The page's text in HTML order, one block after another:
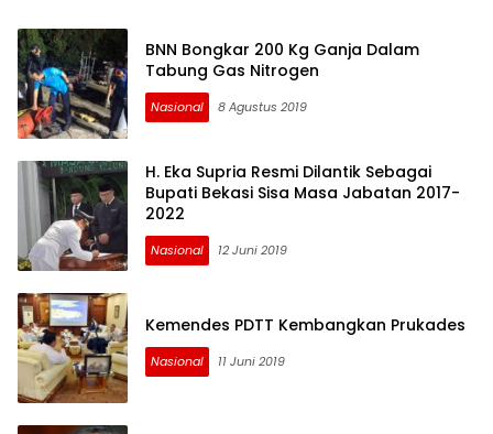
BNN Bongkar 200 Kg Ganja Dalam
Tabung Gas Nitrogen
Nasional 8 Agustus 2019
H. Eka Supria Resmi Dilantik Sebagai
Bupati Bekasi Sisa Masa Jabatan 2017-
2022
Nasional 12 Juni 2019
Kemendes PDTT Kembangkan Prukades
Nasional 11 Juni 2019